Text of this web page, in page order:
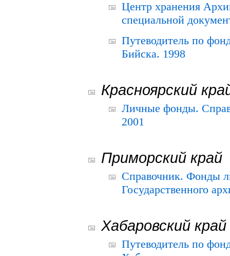
Центр хранения
специальной
Путеводитель по
Бийска. 1998
Красноярский
Личные фонды.
2001
Приморский край
Справочник. Фонды
Государственного
Хабаровский край
Путеводитель по